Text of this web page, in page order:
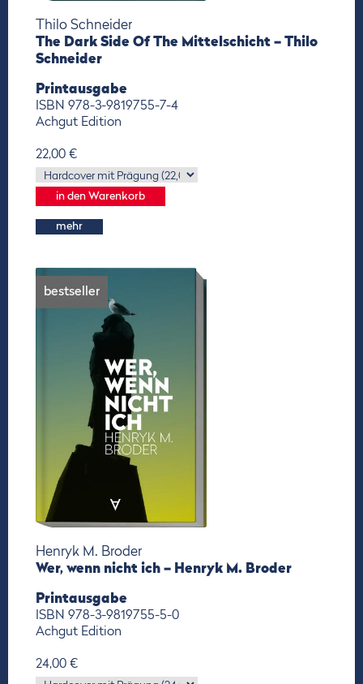
Thilo Schneider
The Dark Side Of The Mittelschicht – Thilo
Schneider
Printausgabe
ISBN 978-3-9819755-7-4
Achgut Edition
22,00 €
mehr
bestseller
Henryk M. Broder
Wer, wenn nicht ich – Henryk M. Broder
Printausgabe
ISBN 978-3-9819755-5-0
Achgut Edition
24,00 €